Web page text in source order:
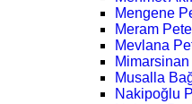
Mengene
Meram
Mevlana
Musalla
Nakipoğlu